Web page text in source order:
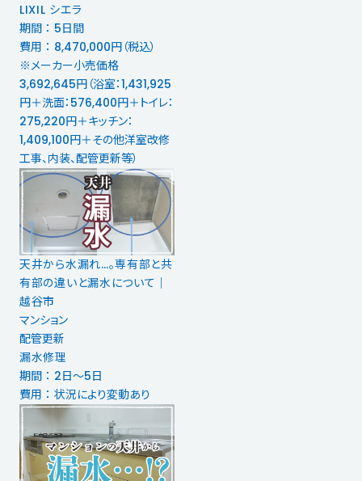
LIXIL シエラ
期間 ： 5日間
費用 ： 8,470,000円（税込）
※メーカー小売価格
3,692,645円（浴室：1,431,925
円＋洗面：576,400円＋トイレ：
275,220円＋キッチン：
1,409,100円＋その他洋室改修
工事、内装、配管更新等）
天井から水漏れ…。専有部と共
有部の違いと漏水について｜
越谷市
マンション
配管更新
漏水修理
期間 ： 2日～5日
費用 ： 状況により変動あり